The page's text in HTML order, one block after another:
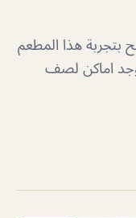
بتجربة هذا المطعم
اماكن لصف